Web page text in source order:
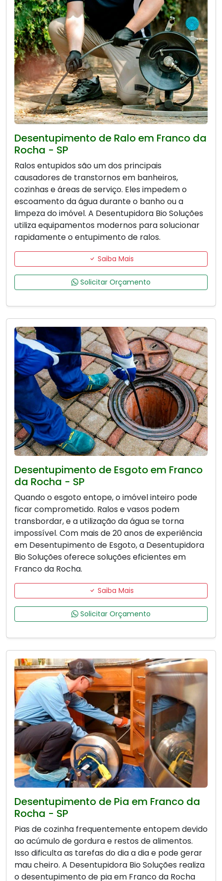
Desentupimento de Ralo em Franco da
Rocha - SP
Ralos entupidos são um dos principais
causadores de transtornos em banheiros,
cozinhas e áreas de serviço. Eles impedem o
escoamento da água durante o banho ou a
limpeza do imóvel. A Desentupidora Bio Soluções
utiliza equipamentos modernos para solucionar
rapidamente o entupimento de ralos.
Saiba Mais
Solicitar Orçamento
Desentupimento de Esgoto em Franco
da Rocha - SP
Quando o esgoto entope, o imóvel inteiro pode
ficar comprometido. Ralos e vasos podem
transbordar, e a utilização da água se torna
impossível. Com mais de 20 anos de experiência
em Desentupimento de Esgoto, a Desentupidora
Bio Soluções oferece soluções eficientes em
Franco da Rocha.
Saiba Mais
Solicitar Orçamento
Desentupimento de Pia em Franco da
Rocha - SP
Pias de cozinha frequentemente entopem devido
ao acúmulo de gordura e restos de alimentos.
Isso dificulta as tarefas do dia a dia e pode gerar
mau cheiro. A Desentupidora Bio Soluções realiza
o desentupimento de pia em Franco da Rocha